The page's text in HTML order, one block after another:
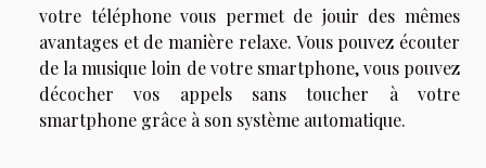
votre téléphone vous permet de jouir des mêmes
avantages et de manière relaxe. Vous pouvez écouter
de la musique loin de votre smartphone, vous pouvez
décocher vos appels sans toucher à votre
smartphone grâce à son système automatique.